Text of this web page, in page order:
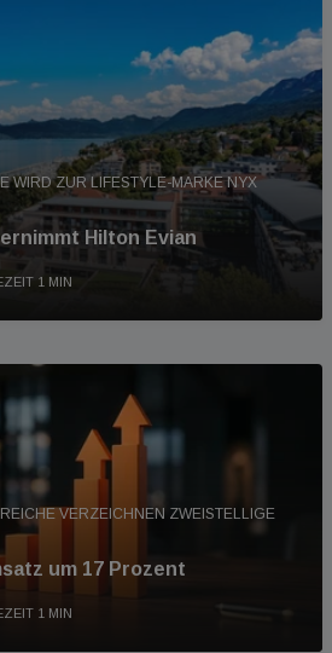
WIRD ZUR LIFESTYLE-MARKE NYX
Hilton Evian
1 MIN
VERZEICHNEN ZWEISTELLIGE
um 17 Prozent
1 MIN